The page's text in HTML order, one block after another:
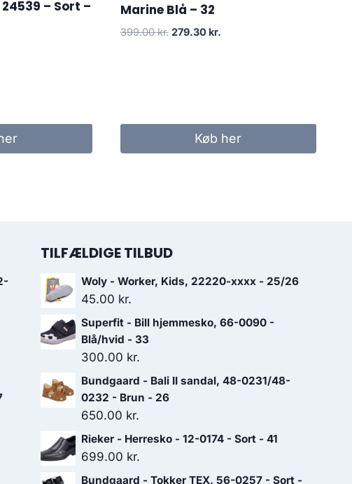
– Sort –
Marine Blå – 32
399.00kr. Den
279.30 kr.Den
Køb her
TILFÆLDIGE TILBUD
Woly - Worker, Kids, 22220-xxxx - 25/26
45.00 kr.
Superfit - Bill hjemmesko, 66-0090 -
Blå/hvid - 33
300.00 kr.
Bundgaard - Bali II sandal, 48-0231/48-
0232 - Brun - 26
650.00 kr.
Rieker - Herresko - 12-0174 - Sort - 41
699.00 kr.
Bundgaard - Tokker TEX, 56-0257 - Sort -